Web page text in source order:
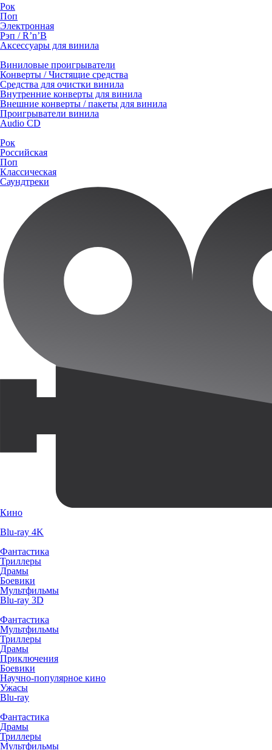
Рок
Поп
Электронная
Рэп / R’n’B
Аксессуары для винила
Виниловые проигрыватели
Конверты / Чистящие средства
Средства для очистки винила
Внутренние конверты для винила
Внешние конверты / пакеты для винила
Проигрыватели винила
Audio CD
Рок
Российская
Поп
Классическая
Саундтреки
Кино
Blu-ray 4K
Фантастика
Триллеры
Драмы
Боевики
Мультфильмы
Blu-ray 3D
Фантастика
Мультфильмы
Триллеры
Драмы
Приключения
Боевики
Научно-популярное кино
Ужасы
Blu-ray
Фантастика
Драмы
Триллеры
Мультфильмы